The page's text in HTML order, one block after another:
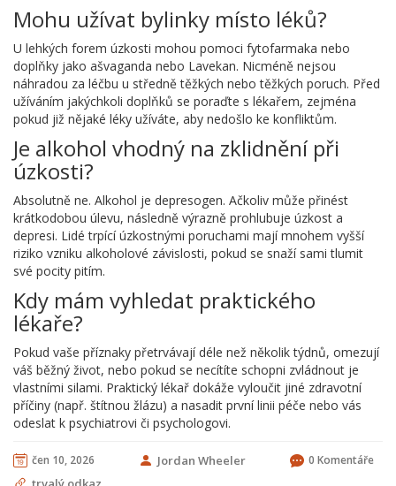
Mohu užívat bylinky místo léků?
U lehkých forem úzkosti mohou pomoci fytofarmaka nebo
doplňky jako ašvaganda nebo Lavekan. Nicméně nejsou
náhradou za léčbu u středně těžkých nebo těžkých poruch. Před
užíváním jakýchkoli doplňků se poraďte s lékařem, zejména
pokud již nějaké léky užíváte, aby nedošlo ke konfliktům.
Je alkohol vhodný na zklidnění při
úzkosti?
Absolutně ne. Alkohol je depresogen. Ačkoliv může přinést
krátkodobou úlevu, následně výrazně prohlubuje úzkost a
depresi. Lidé trpící úzkostnými poruchami mají mnohem vyšší
riziko vzniku alkoholové závislosti, pokud se snaží sami tlumit
své pocity pitím.
Kdy mám vyhledat praktického
lékaře?
Pokud vaše příznaky přetrvávají déle než několik týdnů, omezují
váš běžný život, nebo pokud se necítíte schopni zvládnout je
vlastními silami. Praktický lékař dokáže vyloučit jiné zdravotní
příčiny (např. štítnou žlázu) a nasadit první linii péče nebo vás
odeslat k psychiatrovi či psychologovi.
čen 10, 2026 Jordan Wheeler 0 Komentáře